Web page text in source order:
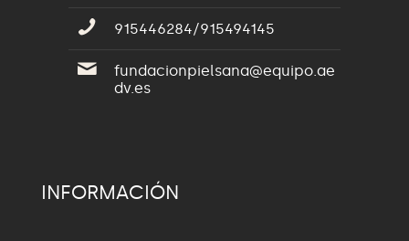
915446284/915494145
fundacionpielsana@equipo.ae
dv.es
INFORMACIÓN